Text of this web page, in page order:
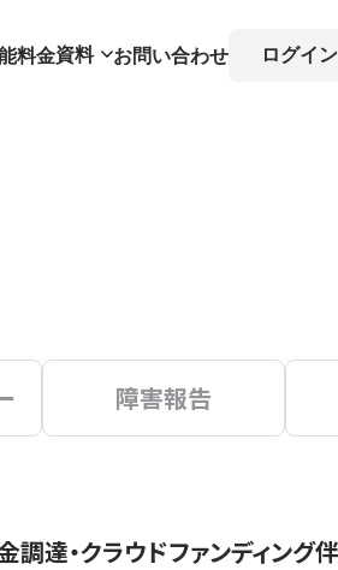
料金資料 お問い合わせ ログイン
障害報告
達・クラウドファンディング